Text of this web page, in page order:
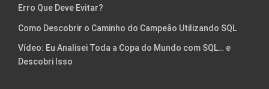
Erro Que Deve Evitar?
Como Descobrir o Caminho do Campeão Utilizando SQL
Vídeo: Eu Analisei Toda a Copa do Mundo com SQL… e
Descobri Isso